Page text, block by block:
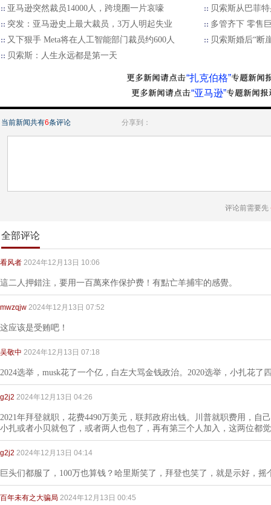
亚马逊突然裁员14000人，跨境圈一片哀嚎
贝索斯从巴菲
突发：亚马逊史上最大裁员，3万人明起失业
多管齐下 零售
又下狠手 Meta将在人工智能部门裁员约600人
贝索斯婚后“断
贝索斯：人生永远都是第一天
“扎克伯格”
“亚马逊”
当前新闻共有6条评论 分享到：
评论前需要先
全部评论
看风者 2024年12月13日 10:06
這二人押錯注，要用一百萬來作保护费！有點亡羊捕牢的感覺。
mwzqjw 2024年12月13日 07:52
这应该是受贿吧！
吴敬中 2024年12月13日 07:18
2024选举，musk花了一个亿，白左大骂金钱政治。2020选举，小扎花了
g2j2 2024年12月13日 04:26
2021年拜登就职，花费4490万美元，联邦政府出钱。川普就职费用，自
小扎或者小贝就包了，或者两人也包了，再有第三个人加入，这两位都
g2j2 2024年12月13日 04:14
巨头们都服了，100万也算钱？哈里斯笑了，拜登也笑了，就是示好，摇
百年未有之大骗局 2024年12月13日 00:45